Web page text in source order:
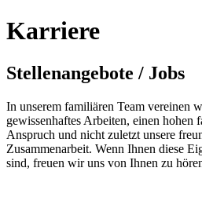
Karriere
Stellenangebote / Jobs
In unserem familiären Team vereinen
gewissenhaftes Arbeiten, einen hohen
Anspruch und nicht zuletzt unsere
Zusammenarbeit. Wenn Ihnen diese
sind, freuen wir uns von Ihnen zu